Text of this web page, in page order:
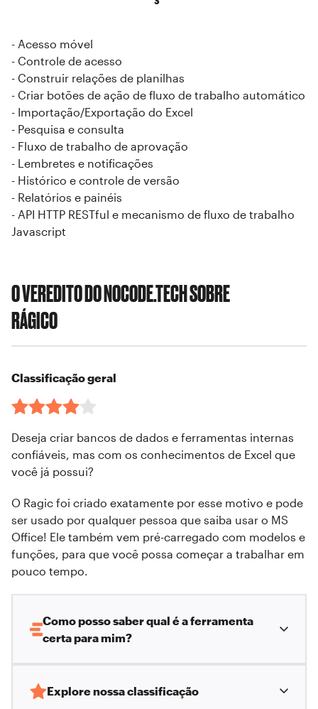
- Acesso móvel
- Controle de acesso
- Construir relações de planilhas
- Criar botões de ação de fluxo de trabalho automático
- Importação/Exportação do Excel
- Pesquisa e consulta
- Fluxo de trabalho de aprovação
- Lembretes e notificações
- Histórico e controle de versão
- Relatórios e painéis
- API HTTP RESTful e mecanismo de fluxo de trabalho
Javascript
O VEREDITO DO NOCODE.TECH SOBRE
RÁGICO
Classificação geral
Deseja criar bancos de dados e ferramentas internas
confiáveis, mas com os conhecimentos de Excel que
você já possui?
O Ragic foi criado exatamente por esse motivo e pode
ser usado por qualquer pessoa que saiba usar o MS
Office! Ele também vem pré-carregado com modelos e
funções, para que você possa começar a trabalhar em
pouco tempo.
Explore nossa classificação
Como posso saber qual é a ferramenta
certa para mim?